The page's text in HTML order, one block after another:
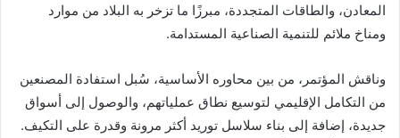
المعادن، والطاقات المتجددة، مبرزًا ما تزخر به البلاد من موارد
ومناخ ملائم للتنمية الصناعية المستدامة.
وناقش المؤتمر، من بين محاوره الأساسية، سُبل استفادة المصنعين
من التكامل الإقليمي لتوسيع نطاق عملياتهم، والوصول إلى أسواق
جديدة، إضافة إلى بناء سلاسل توريد أكثر مرونة وقدرة على التكيف.